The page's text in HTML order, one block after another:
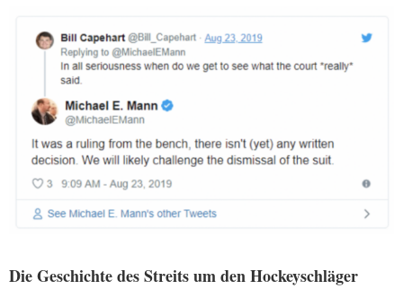
Die Geschichte des Streits um den Hockeyschläger